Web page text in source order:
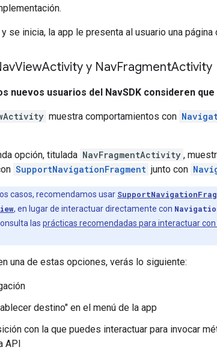
y se inicia, la app le presenta al usuario una
ViewActivity y NavFragmentActivity
nuevos usuarios del NavSDK consideren
muestra comportamientos con
opción, titulada NavFragmentActivity ,
SupportNavigationFragment junto con
casos, recomendamos usar
, en lugar de interactuar directamente con
las prácticas recomendadas para interactuar con
una de estas opciones, verás lo siguiente:
destino" en el menú de la app
con la que puedes interactuar para invocar
API